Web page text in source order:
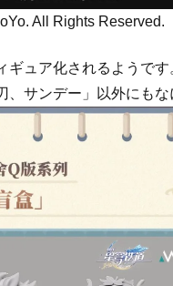
All Rights Reserved.
ギュア化されるようです
、サンデー」以外にも